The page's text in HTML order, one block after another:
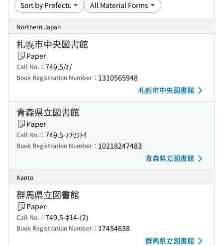
Northern Japan
札幌市中央図書館
Paper
Call No.： 749.5/ｵ/
Book Registration Number： 1310565948
札幌市中央図書館
青森県立図書館
Paper
Call No.： 749.5-ｵﾌｾﾂﾄｲ
Book Registration Number： 10218247483
青森県立図書館
Kanto
群馬県立図書館
Paper
Call No.： 749.5-ﾈ14-(2)
Book Registration Number： 17454638
群馬県立図書館